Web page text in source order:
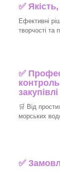
✅
Ефективні
творчості та
✅
🛒 Від
морських
✅